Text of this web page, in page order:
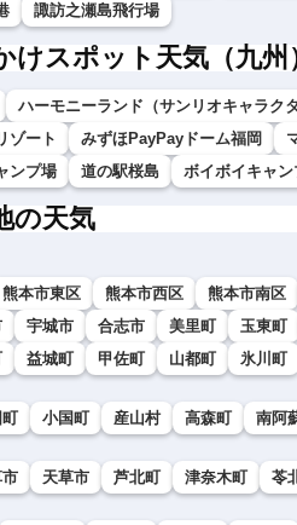
諏訪之瀬島飛行場
けスポット天気（九州
ハーモニーランド（サンリオキャラク
ゾート
みずほPayPayドーム福岡
ンプ場
道の駅桜島 ボイボイキャン
の天気
熊本市東区 熊本市西区 熊本市南区
宇城市 合志市 美里町 玉東町
益城町 甲佐町 山都町 氷川町
小国町 産山村 高森町 南阿
天草市 芦北町 津奈木町 苓